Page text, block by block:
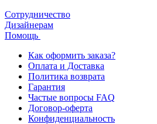
Сотрудничество
Дизайнерам
Помощь
Как оформить заказа?
Оплата и Доставка
Политика возврата
Гарантия
Частые вопросы FAQ
Договор-оферта
Конфиденциальность